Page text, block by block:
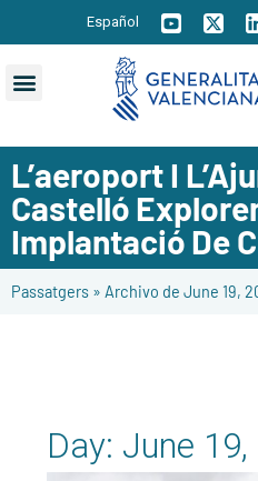
Español
L’aeroport I
Castelló
Implantació De
Passatgers » Archivo de June 19,
Day: June